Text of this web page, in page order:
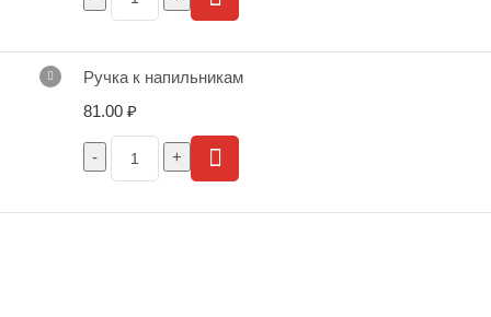
Ручка к напильникам
81.00 ₽